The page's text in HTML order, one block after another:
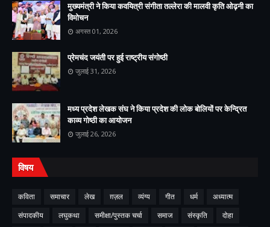
मुख्यमंत्री ने किया कवयित्री संगीता तल्लेरा की मालवी कृति ओढ़नी का
विमोचन
अगस्त 01, 2026
प्रेमचंद जयंती पर हुई राष्ट्रीय संगोष्ठी
जुलाई 31, 2026
मध्य प्रदेश लेखक संघ ने किया प्रदेश की लोक बोलियों पर केन्द्रित
काव्य गोष्ठी का आयोजन
जुलाई 26, 2026
विषय
कविता समाचार लेख ग़ज़ल व्यंग्य गीत धर्म
अध्यात्म
संपादकीय
लघुकथा समीक्षा/पुस्तक चर्चा समाज संस्कृति दोहा